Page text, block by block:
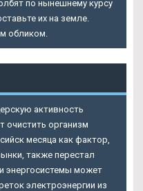
по нынешнему курсу
их на земле.
обликом.
активность
очистить организм
месяца как фактор,
также перестал
энергосистемы может
электроэнергии из